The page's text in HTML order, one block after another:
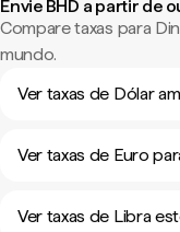
Envie BHD a partir de
Compare taxas para
mundo.
Ver taxas de Dólar
Ver taxas de Euro
Ver taxas de Libra